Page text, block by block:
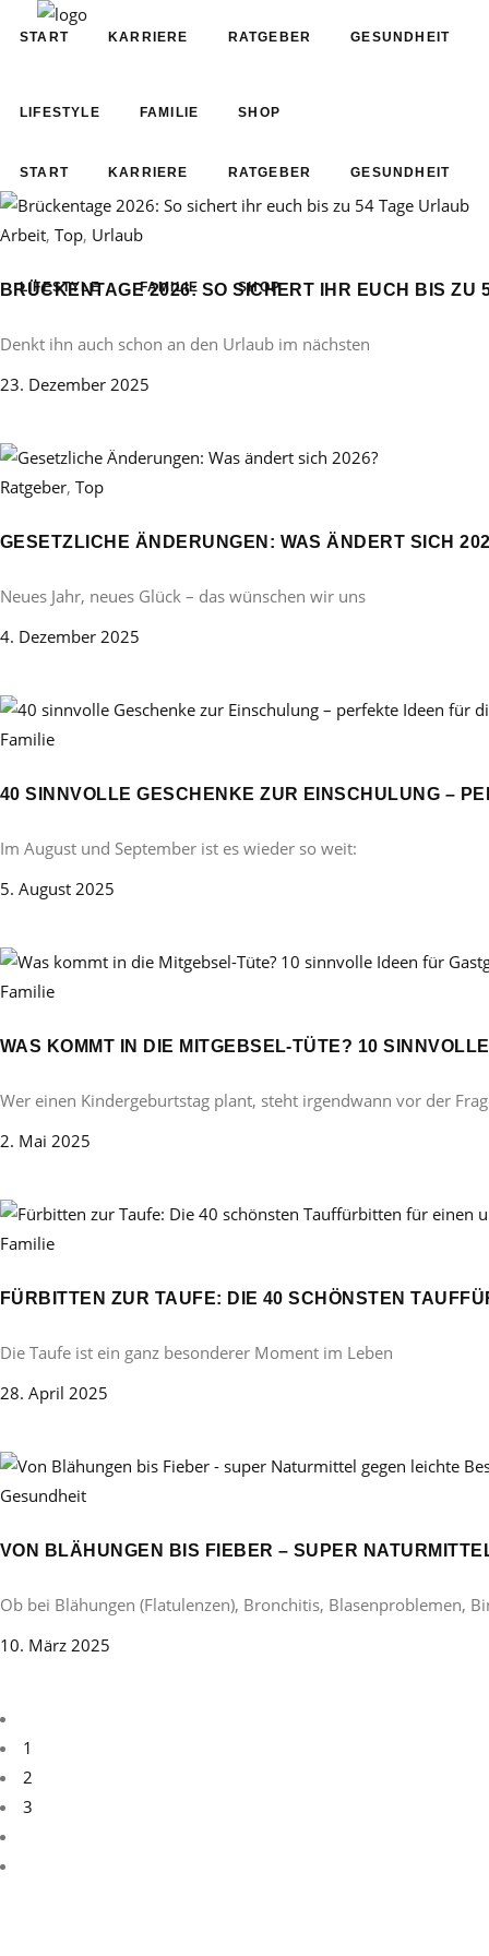
START KARRIERE RATGEBER GESUNDHEIT
LIFESTYLE FAMILIE SHOP
START KARRIERE RATGEBER GESUNDHEIT
LIFESTYLE FAMILIE SHOP
Arbeit, Top, Urlaub
BRÜCKENTAGE 2026: SO SICHERT IHR EUCH BIS ZU
Denkt ihn auch schon an den Urlaub im nächsten
23. Dezember 2025
Ratgeber, Top
GESETZLICHE ÄNDERUNGEN: WAS ÄNDERT SICH
Neues Jahr, neues Glück – das wünschen wir uns
4. Dezember 2025
Familie
40 SINNVOLLE GESCHENKE ZUR EINSCHULUNG –
Im August und September ist es wieder so weit:
5. August 2025
Familie
WAS KOMMT IN DIE MITGEBSEL-TÜTE? 10
Wer einen Kindergeburtstag plant, steht irgendwann vor der
2. Mai 2025
Familie
FÜRBITTEN ZUR TAUFE: DIE 40 SCHÖNSTEN
Die Taufe ist ein ganz besonderer Moment im Leben
28. April 2025
Gesundheit
VON BLÄHUNGEN BIS FIEBER – SUPER
Ob bei Blähungen (Flatulenzen), Bronchitis, Blasenproblemen,
10. März 2025
1
2
3